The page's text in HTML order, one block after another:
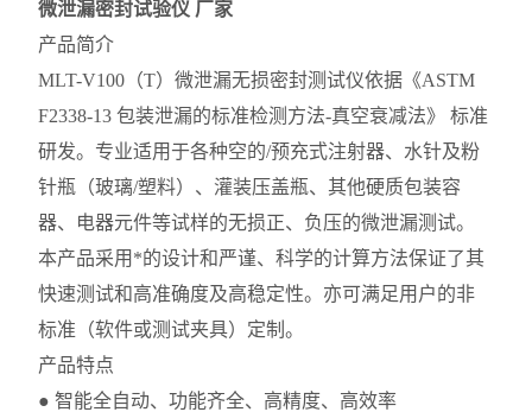
微泄漏密封试验仪 厂家
产品简介
MLT-V100（T）微泄漏无损密封测试仪依据《ASTM
F2338-13 包装泄漏的标准检测方法-真空衰减法》 标准
研发。专业适用于各种空的/预充式注射器、水针及粉
针瓶（玻璃/塑料）、灌装压盖瓶、其他硬质包装容
器、电器元件等试样的无损正、负压的微泄漏测试。
本产品采用*的设计和严谨、科学的计算方法保证了其
快速测试和高准确度及高稳定性。亦可满足用户的非
标准（软件或测试夹具）定制。
产品特点
● 智能全自动、功能齐全、高精度、高效率